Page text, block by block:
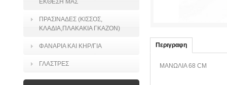
ΕΚΘΕΣΗ ΜΑΣ
ΠΡΑΣΙΝΑΔΕΣ (ΚΙΣΣΟΣ,
ΚΛΑΔΙΑ,ΠΛΑΚΑΚΙΑ ΓΚΑΖΟΝ)
ΦΑΝΑΡΙΑ ΚΑΙ ΚΗΡ/ΓΙΑ
ΓΛΑΣΤΡΕΣ
Περιγραφη
ΜΑΝΩΛΙΑ 68 CM